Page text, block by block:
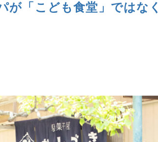
が「こども食堂」ではな